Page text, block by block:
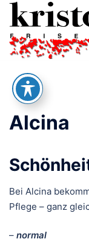
Zum
Inhalt
springen
Alcina
Bei Alcina
Pflege – ganz
– normal